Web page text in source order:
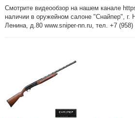
Смотрите видеообзор на нашем канале
наличии в оружейном салоне "Снайпер", г.
Ленина, д.80 www.sniper-nn.ru, тел. +7 (958)